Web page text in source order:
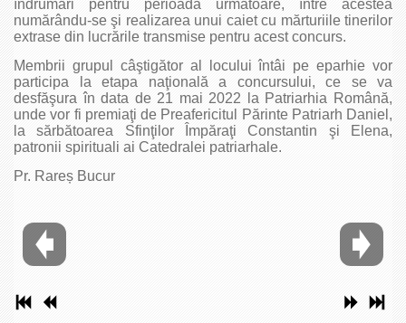
îndrumări pentru perioada următoare, între acestea
numărându-se şi realizarea unui caiet cu mărturiile tinerilor
extrase din lucrările transmise pentru acest concurs.
Membrii grupul câştigător al locului întâi pe eparhie vor
participa la etapa naţională a concursului, ce se va
desfăşura în data de 21 mai 2022 la Patriarhia Română,
unde vor fi premiaţi de Preafericitul Părinte Patriarh Daniel,
la sărbătoarea Sfinţilor Împăraţi Constantin şi Elena,
patronii spirituali ai Catedralei patriarhale.
Pr. Rareș Bucur